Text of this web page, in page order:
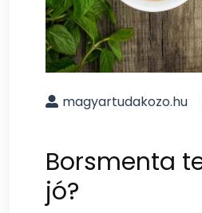
magyartudakozo.hu
Borsmenta
jó?